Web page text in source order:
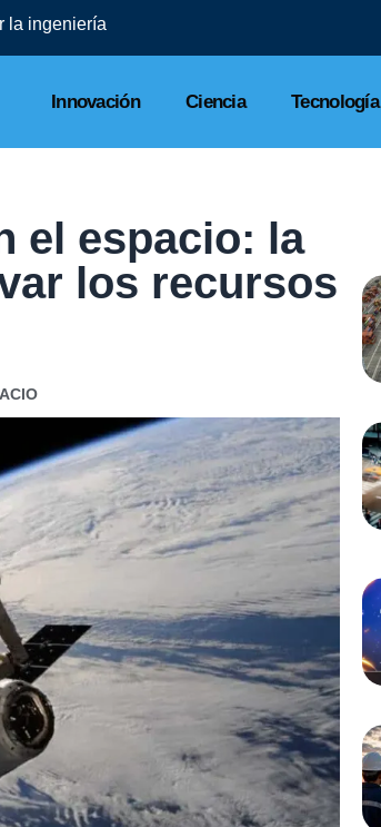
la ingeniería
Innovación Ciencia Tecnología
el espacio: la
los recursos